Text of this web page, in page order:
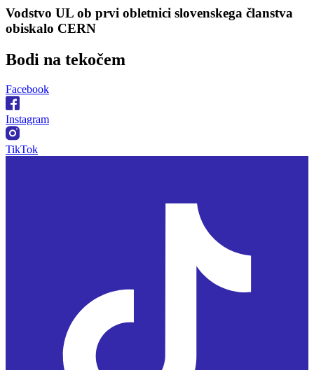
Vodstvo UL ob prvi obletnici slovenskega članstva
obiskalo CERN
Bodi na tekočem
Facebook
Instagram
TikTok